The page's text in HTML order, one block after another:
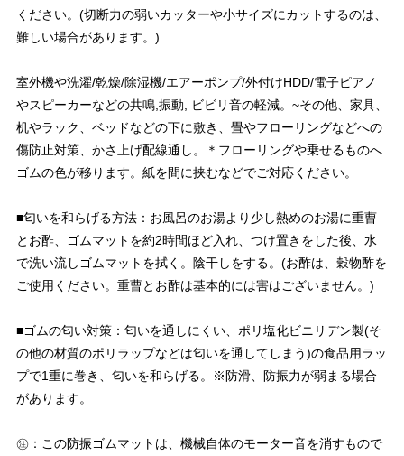
ください。(切断力の弱いカッターや小サイズにカットするのは、
難しい場合があります。)
室外機や洗濯/乾燥/除湿機/エアーポンプ/外付けHDD/電子ピアノ
やスピーカーなどの共鳴,振動, ビビリ音の軽減。~その他、家具、
机やラック、ベッドなどの下に敷き、畳やフローリングなどへの
傷防止対策、かさ上げ配線通し。＊フローリングや乗せるものへ
ゴムの色が移ります。紙を間に挟むなどでご対応ください。
■匂いを和らげる方法：お風呂のお湯より少し熱めのお湯に重曹
とお酢、ゴムマットを約2時間ほど入れ、つけ置きをした後、水
で洗い流しゴムマットを拭く。陰干しをする。(お酢は、穀物酢を
ご使用ください。重曹とお酢は基本的には害はございません。)
■ゴムの匂い対策：匂いを通しにくい、ポリ塩化ビニリデン製(そ
の他の材質のポリラップなどは匂いを通してしまう)の食品用ラッ
プで1重に巻き、匂いを和らげる。※防滑、防振力が弱まる場合
があります。
㊟：この防振ゴムマットは、機械自体のモーター音を消すもので